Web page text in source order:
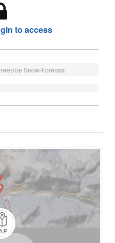
to access
Snow-Forecast